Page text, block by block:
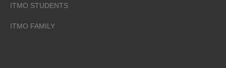
ITMO STUDENTS
ITMO FAMILY